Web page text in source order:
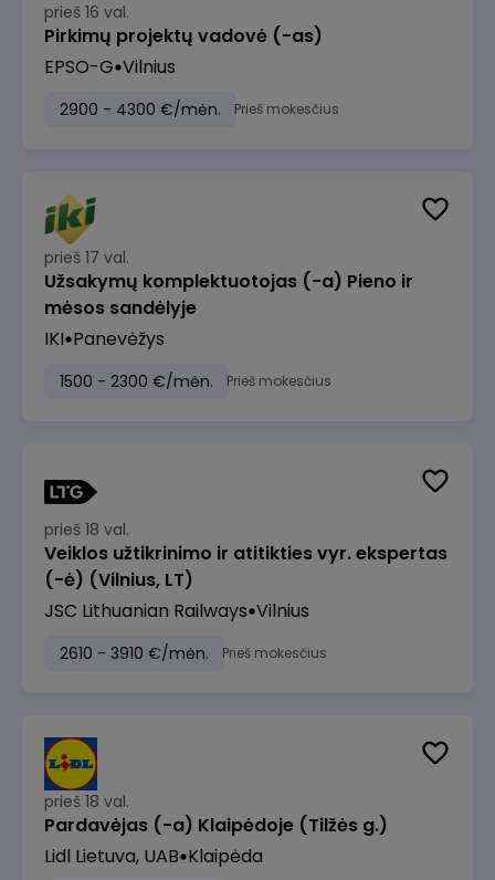
prieš 16 val.
Pirkimų projektų vadovė (-as)
EPSO-G Vilnius
2900 - 4300 €/mėn. Prieš mokesčius
prieš 17 val.
Užsakymų komplektuotojas (-a) Pieno ir
mėsos sandėlyje
IKI Panevėžys
1500 - 2300 €/mėn. Prieš mokesčius
prieš 18 val.
Veiklos užtikrinimo ir atitikties vyr. ekspertas
(-ė) (Vilnius, LT)
JSC Lithuanian Railways Vilnius
2610 - 3910 €/mėn. Prieš mokesčius
prieš 18 val.
Pardavėjas (-a) Klaipėdoje (Tilžės g.)
Lidl Lietuva, UAB Klaipėda